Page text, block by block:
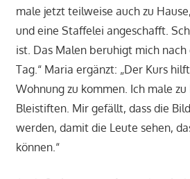
male jetzt teilweise auch zu
und eine Staffelei angeschafft.
ist. Das Malen beruhigt mich nach
Tag.“ Maria ergänzt: „Der Kurs
Wohnung zu kommen. Ich male
Bleistiften. Mir gefällt, dass die
werden, damit die Leute sehen,
können.“